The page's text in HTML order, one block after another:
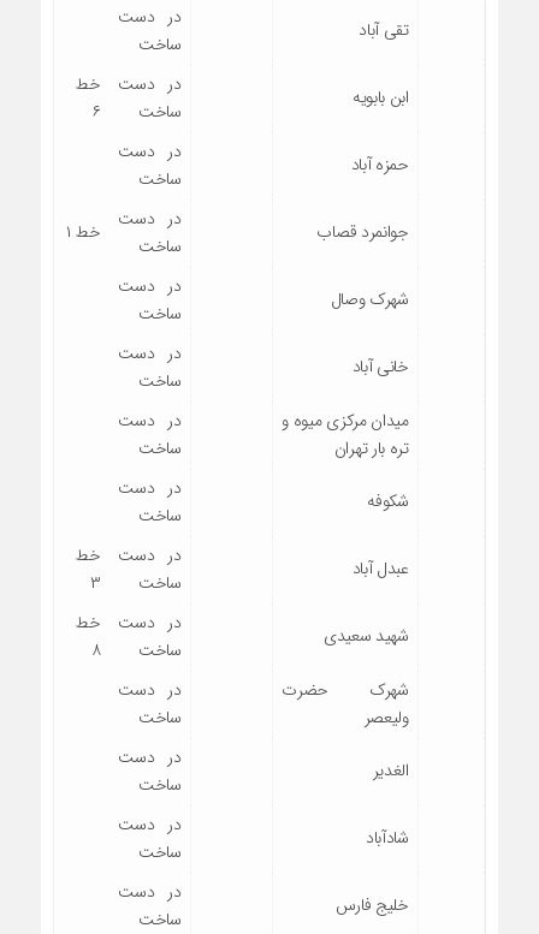
تقی آباد
در دست
ساخت
ابن بابویه
در دست
ساخت
خط
۶
حمزه آباد
در دست
ساخت
جوانمرد قصاب
در دست
ساخت
خط ۱
شهرک وصال
در دست
ساخت
خانی آباد
در دست
ساخت
میدان مرکزی میوه و
تره بار تهران
در دست
ساخت
شکوفه
در دست
ساخت
عبدل آباد
در دست
ساخت
خط
۳
شهید سعیدی
در دست
ساخت
خط
۸
شهرک حضرت
ولیعصر
در دست
ساخت
الغدیر
در دست
ساخت
شادآباد
در دست
ساخت
خلیج فارس
در دست
ساخت